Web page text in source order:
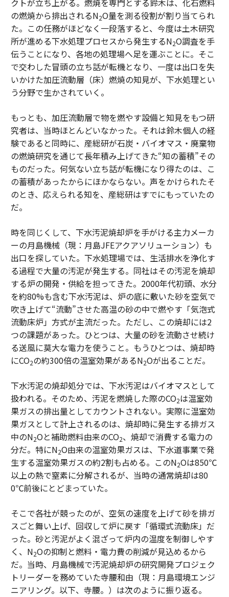
クトが立ち上がる。燃焼を専門とする鈴木は、化石燃料
の燃焼から排出されるN2O量を測る役割が割り当てられ
た。この任務がほどなく一段落すると、今度は土木研究
所が進める下水処理プロセスから発生するN2O調査を手
伝うことになり、各地の処理場へ足を運ぶことに。そこ
で交わした冒頭の立ち話が転機となり、一度は出口を失
いかけた加圧流動層（床）燃焼の知見が、下水処理とい
う分野で生かされていく。
もっとも、加圧流動層で物を燃やす設備と知見をもつ研
究者は、当時ほとんどいなかった。それは鈴木個人の経
験であると同時に、産総研が石炭・バイオマス・廃棄物
の燃焼研究を通じて長年積み上げてきた“知の蓄積”その
ものだった。何気ない立ち話が転機になり得たのは、こ
の蓄積があったからにほかならない。声をかけられたそ
のとき、応えられる知を、産総研はすでにもっていたの
だ。
時を同じくして、下水汚泥焼却炉を手がける主力メーカ
ーの月島機械（現：月島JFEアクアソリューション）も
出口を探していた。下水処理場では、生活排水を浄化す
る過程で大量の汚泥が発生する。同社はその汚泥を焼却
する炉の開発・供給を担ってきた。2000年代初頭、水分
を約80%も含む下水汚泥は、炉の底に敷いた砂を空気で
吹き上げて“流動”させた高温の砂の中で燃やす「気泡式
流動床炉」方式が主流だった。ただし、この焼却には2
つの課題があった。ひとつは、大量の砂を流動させ続け
る送風に莫大な電力を使うこと。もうひとつは、焼却時
にCO2の約300倍の温室効果があるN2Oが出ることだ。
下水汚泥の焼却処分では、下水汚泥はバイオマスとして
扱われる。そのため、汚泥を燃焼した際のCO2は温室効
果ガスの排出量としてカウントされない。実際に温室効
果ガスとして計上されるのは、焼却時に発生する排ガス
中のN2Oと補助燃料由来のCO2、焼却で消費する電力の
分だ。特にN2O由来の温室効果ガスは、下水道事業で発
生する温室効果ガスの約2割も占める。このN2Oは850℃
以上の熱で窒素に分解されるが、当時の通常焼却は80
0℃前後にとどまっていた。
そこで各社が競ったのが、空気の速度を上げて砂を排ガ
スごと舞い上げ、回収して炉に戻す「循環式流動床」だ
った。砂と汚泥がよく混ざって炉内の温度を制御しやす
く、N2Oの抑制と燃料・電力費の削減が見込めるから
だ。当時、月島機械で汚泥焼却炉の研究開発プロジェク
トリーダーを務めていた寺腰和由（現：月島環境エンジ
ニアリング。以下、寺腰。）は次のように振り返る。